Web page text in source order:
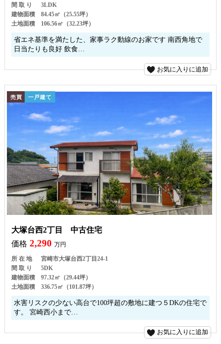
間 取 り
3LDK
建物面積
84.45㎡（25.55坪）
土地面積
106.56㎡（32.23坪）
省エネ基準を満たした、家事ラク動線のお家です 南西角地で
日当たりも良好 飲食…
お気に入りに追加
売買 一戸建て
大塚台西2丁目 中古住宅
価格 2,290 万円
所 在 地
宮崎市大塚台西2丁目24-1
間 取 り
5DK
建物面積
97.32㎡（29.44坪）
土地面積
336.75㎡（101.87坪）
水害リスクの少ない高台で100坪超の敷地に建つ５DKの住宅で
す。 宮崎西小まで…
お気に入りに追加